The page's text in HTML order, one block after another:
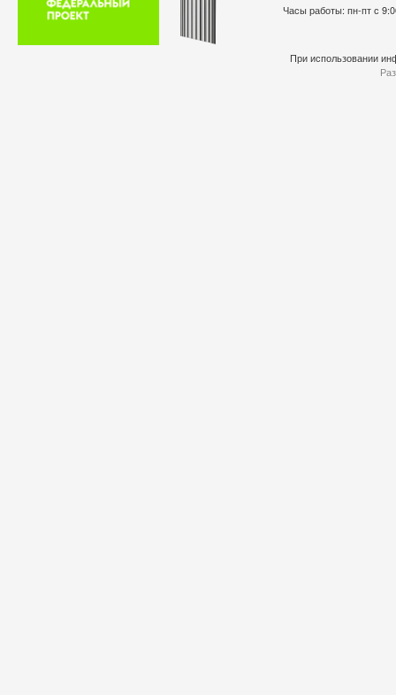
Часы работы: пн-пт с
При использовании